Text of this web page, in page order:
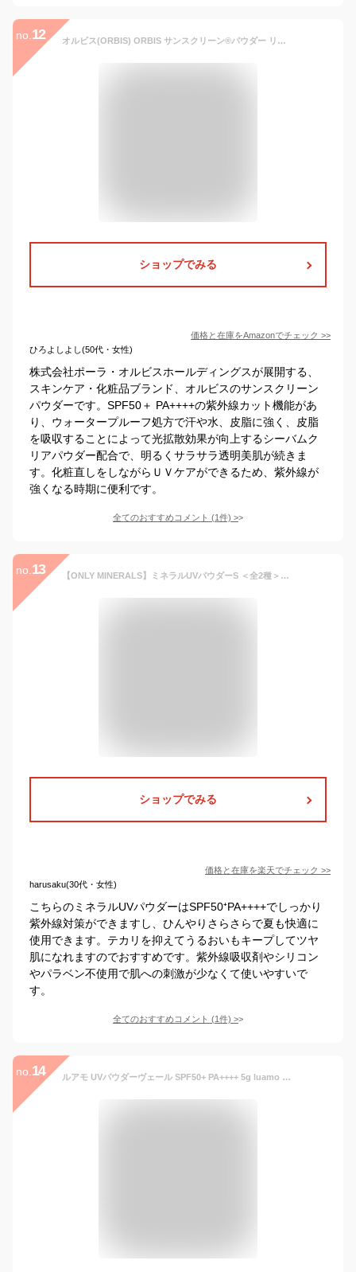
no. 12 オルビス(ORBIS) ORBIS サンスクリーン®パウダー リフィル (パフ付) ルーセント SPF50+・PA++++ (顔用日焼け止めパウダー)
ショップでみる
価格と在庫をAmazonでチェック >>
ひろよしよし(50代・女性)
株式会社ポーラ・オルビスホールディングスが展開する、
スキンケア・化粧品ブランド、オルビスのサンスクリーン
パウダーです。SPF50＋ PA++++の紫外線カット機能があ
り、ウォータープルーフ処方で汗や水、皮脂に強く、皮脂
を吸収することによって光拡散効果が向上するシーバムク
リアパウダー配合で、明るくサラサラ透明美肌が続きま
す。化粧直しをしながらＵＶケアができるため、紫外線が
強くなる時期に便利です。
全てのおすすめコメント (1件) >
no. 13 【ONLY MINERALS】ミネラルUVパウダーS ＜全2種＞｜オンリーミネラル フェイスパウダー メイク直し UV SPF50 冷感 ひんやり さらさら 保湿 低刺激 トーンアップ ツヤ肌 乾燥 シリコンフリー パラベンフリー 紫外線吸収剤フリー ナチュラル ベージュ アイスブルー
ショップでみる
価格と在庫を楽天でチェック >>
harusaku(30代・女性)
こちらのミネラルUVパウダーはSPF50⁺PA++++でしっかり
紫外線対策ができますし、ひんやりさらさらで夏も快適に
使用できます。テカリを抑えてうるおいもキープしてツヤ
肌になれますのでおすすめです。紫外線吸収剤やシリコン
やパラベン不使用で肌への刺激が少なくて使いやすいで
す。
全てのおすすめコメント (1件) >
no. 14 ルアモ UVパウダーヴェール SPF50+ PA++++ 5g luamo ルアモ ブルーライト対応 ルースパウダー 酸化セリウム配合